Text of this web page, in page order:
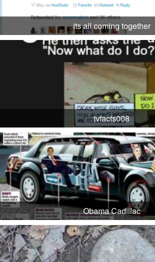
its all coming together
tvfacts008
Obama Cadillac